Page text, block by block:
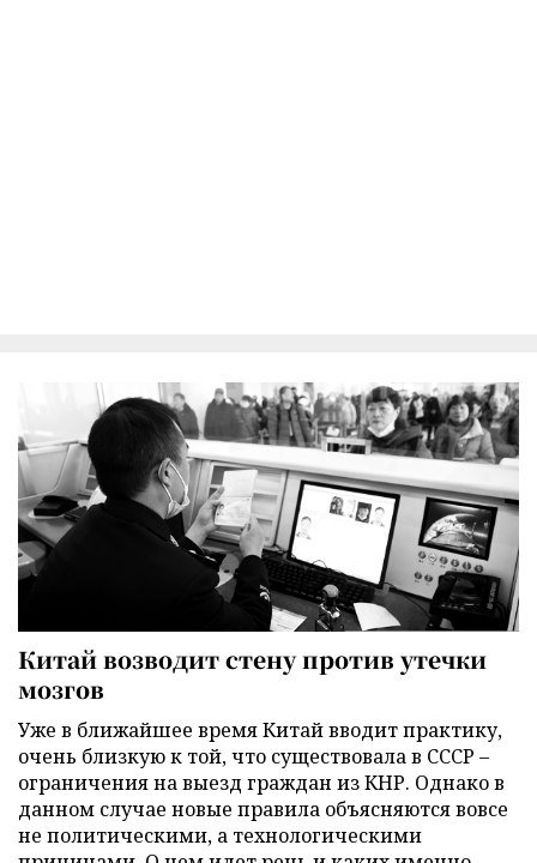
Китай возводит стену против утечки
мозгов
Уже в ближайшее время Китай вводит практику,
очень близкую к той, что существовала в СССР –
ограничения на выезд граждан из КНР. Однако в
данном случае новые правила объясняются вовсе
не политическими, а технологическими